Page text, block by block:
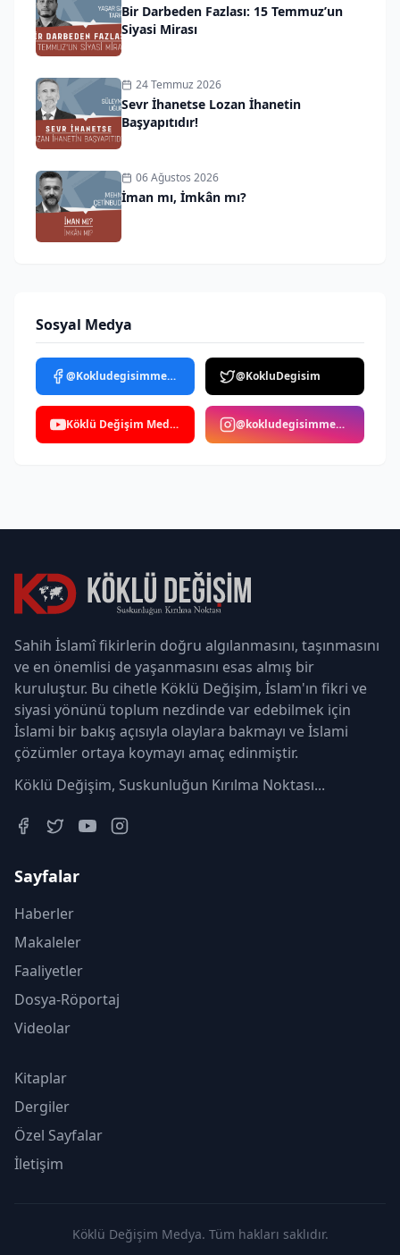
Bir Darbeden Fazlası: 15 Temmuz’un
Siyasi Mirası
24 Temmuz 2026
Sevr İhanetse Lozan İhanetin
Başyapıtıdır!
06 Ağustos 2026
İman mı, İmkân mı?
Sosyal Medya
@Kokludegisimmedya @KokluDegisim
Köklü Değişim Medya @kokludegisimmedya
Sahih İslamî fikirlerin doğru algılanmasını, taşınmasını
ve en önemlisi de yaşanmasını esas almış bir
kuruluştur. Bu cihetle Köklü Değişim, İslam'ın fikri ve
siyasi yönünü toplum nezdinde var edebilmek için
İslami bir bakış açısıyla olaylara bakmayı ve İslami
çözümler ortaya koymayı amaç edinmiştir.
Köklü Değişim, Suskunluğun Kırılma Noktası...
Sayfalar
Haberler
Makaleler
Faaliyetler
Dosya-Röportaj
Videolar
Kitaplar
Dergiler
Özel Sayfalar
İletişim
Köklü Değişim Medya. Tüm hakları saklıdır.